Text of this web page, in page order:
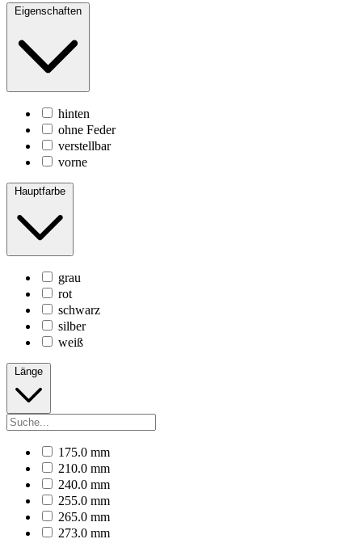
Eigenschaften
hinten
ohne Feder
verstellbar
vorne
Hauptfarbe
grau
rot
schwarz
silber
weiß
Länge
175.0 mm
210.0 mm
240.0 mm
255.0 mm
265.0 mm
273.0 mm